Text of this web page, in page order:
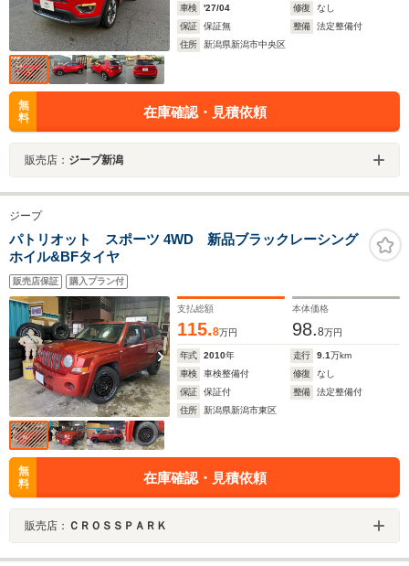
車検 '27/04 修復
なし
保証
保証無 整備
法定整備付
住所
新潟県新潟市中央区
無
料
在庫確認・見積依頼
販売店： ジープ新潟
ジープ
パトリオット スポーツ 4WD 新品ブラックレーシング
ホイル&BFタイヤ
販売店保証 購入プラン付
支払総額
115.8万円
本体価格
98.8万円
年式 2010年 走行 9.1万km
車検
車検整備付 修復
なし
保証
保証付 整備
法定整備付
住所
新潟県新潟市東区
無
料
在庫確認・見積依頼
販売店： ＣＲＯＳＳＰＡＲＫ